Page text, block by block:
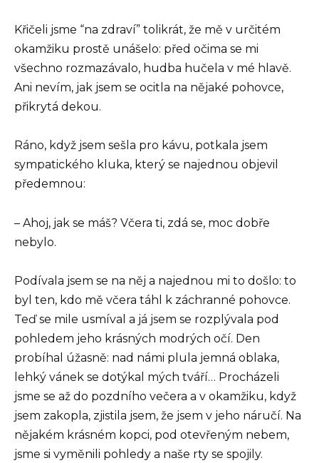
Křičeli jsme “na zdraví” tolikrát, že mě v určitém
okamžiku prostě unášelo: před očima se mi
všechno rozmazávalo, hudba hučela v mé hlavě.
Ani nevím, jak jsem se ocitla na nějaké pohovce,
přikrytá dekou.
Ráno, když jsem sešla pro kávu, potkala jsem
sympatického kluka, který se najednou objevil
předemnou:
– Ahoj, jak se máš? Včera ti, zdá se, moc dobře
nebylo.
Podívala jsem se na něj a najednou mi to došlo: to
byl ten, kdo mě včera táhl k záchranné pohovce.
Teď se mile usmíval a já jsem se rozplývala pod
pohledem jeho krásných modrých očí. Den
probíhal úžasně: nad námi plula jemná oblaka,
lehký vánek se dotýkal mých tváří… Procházeli
jsme se až do pozdního večera a v okamžiku, když
jsem zakopla, zjistila jsem, že jsem v jeho náručí. Na
nějakém krásném kopci, pod otevřeným nebem,
jsme si vyměnili pohledy a naše rty se spojily.